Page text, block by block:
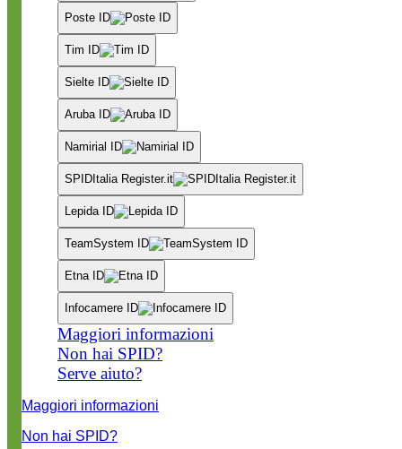
Poste ID
Tim ID
Sielte ID
Aruba ID
Namirial ID
SPIDItalia Register.it
Lepida ID
TeamSystem ID
Etna ID
Infocamere ID
Maggiori informazioni
Non hai SPID?
Serve aiuto?
Maggiori informazioni
Non hai SPID?